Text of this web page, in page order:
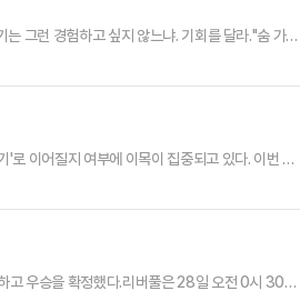
그런 경험하고 싶지 않느냐. 기회를 달라."숨 가쁘
인하기 어렵단 평가를 받는다.정치권에 입문한지
이어질지 여부에 이목이 집중되고 있다. 이번 사
에서 열린 2차 경선 4강 토론회에서 김문수·한동
고 우승을 확정했다.리버풀은 28일 오전 0시 30분